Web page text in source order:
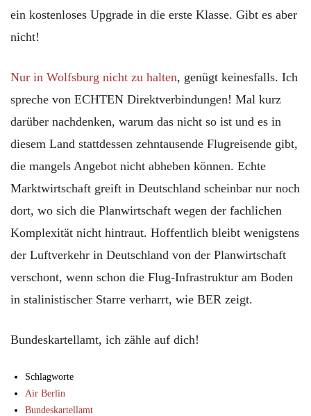
ein kostenloses Upgrade in die erste Klasse. Gibt es aber
nicht!
Nur in Wolfsburg nicht zu halten, genügt keinesfalls. Ich
spreche von ECHTEN Direktverbindungen! Mal kurz
darüber nachdenken, warum das nicht so ist und es in
diesem Land stattdessen zehntausende Flugreisende gibt,
die mangels Angebot nicht abheben können. Echte
Marktwirtschaft greift in Deutschland scheinbar nur noch
dort, wo sich die Planwirtschaft wegen der fachlichen
Komplexität nicht hintraut. Hoffentlich bleibt wenigstens
der Luftverkehr in Deutschland von der Planwirtschaft
verschont, wenn schon die Flug-Infrastruktur am Boden
in stalinistischer Starre verharrt, wie BER zeigt.
Bundeskartellamt, ich zähle auf dich!
Schlagworte
Air Berlin
Bundeskartellamt